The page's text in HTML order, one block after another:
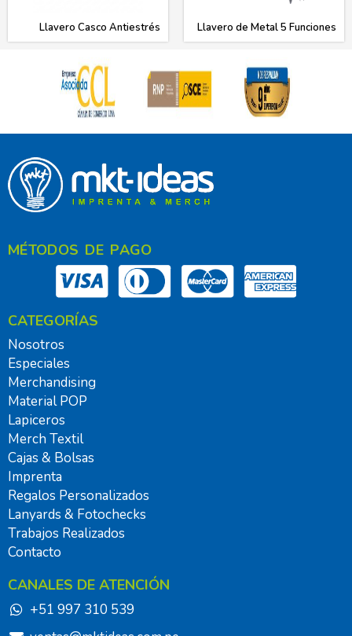
Llavero Casco Antiestrés Llavero de Metal 5 Funciones
MÉTODOS DE PAGO
CATEGORÍAS
Nosotros
Especiales
Merchandising
Material POP
Lapiceros
Merch Textil
Cajas & Bolsas
Imprenta
Regalos Personalizados
Lanyards & Fotochecks
Trabajos Realizados
Contacto
CANALES DE ATENCIÓN
+51 997 310 539